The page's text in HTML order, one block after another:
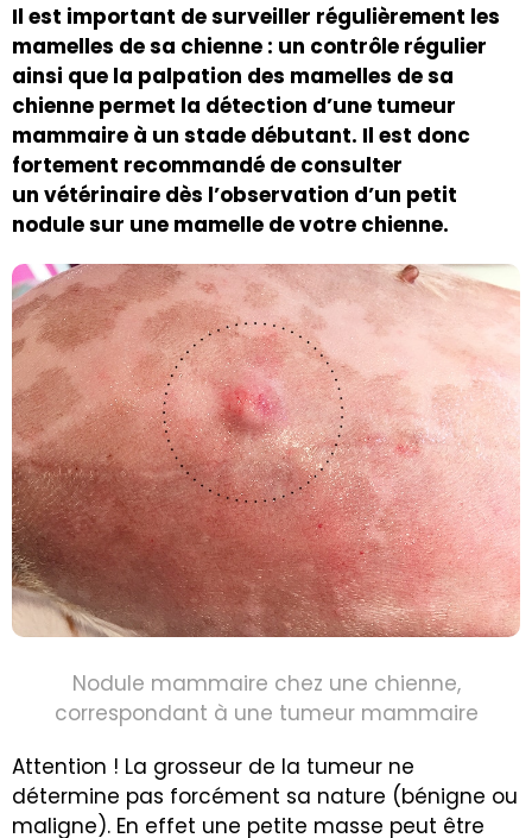
Il est important de surveiller régulièrement les
mamelles de sa chienne : un contrôle régulier
ainsi que la palpation des mamelles de sa
chienne permet la détection d’une tumeur
mammaire à un stade débutant. Il est donc
fortement recommandé de consulter
un vétérinaire dès l’observation d’un petit
nodule sur une mamelle de votre chienne.
Nodule mammaire chez une chienne,
correspondant à une tumeur mammaire
Attention ! La grosseur de la tumeur ne
détermine pas forcément sa nature (bénigne ou
maligne). En effet une petite masse peut être